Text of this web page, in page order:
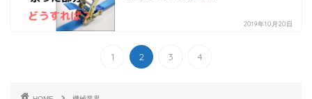
2019年10月20日
1 2 3 4